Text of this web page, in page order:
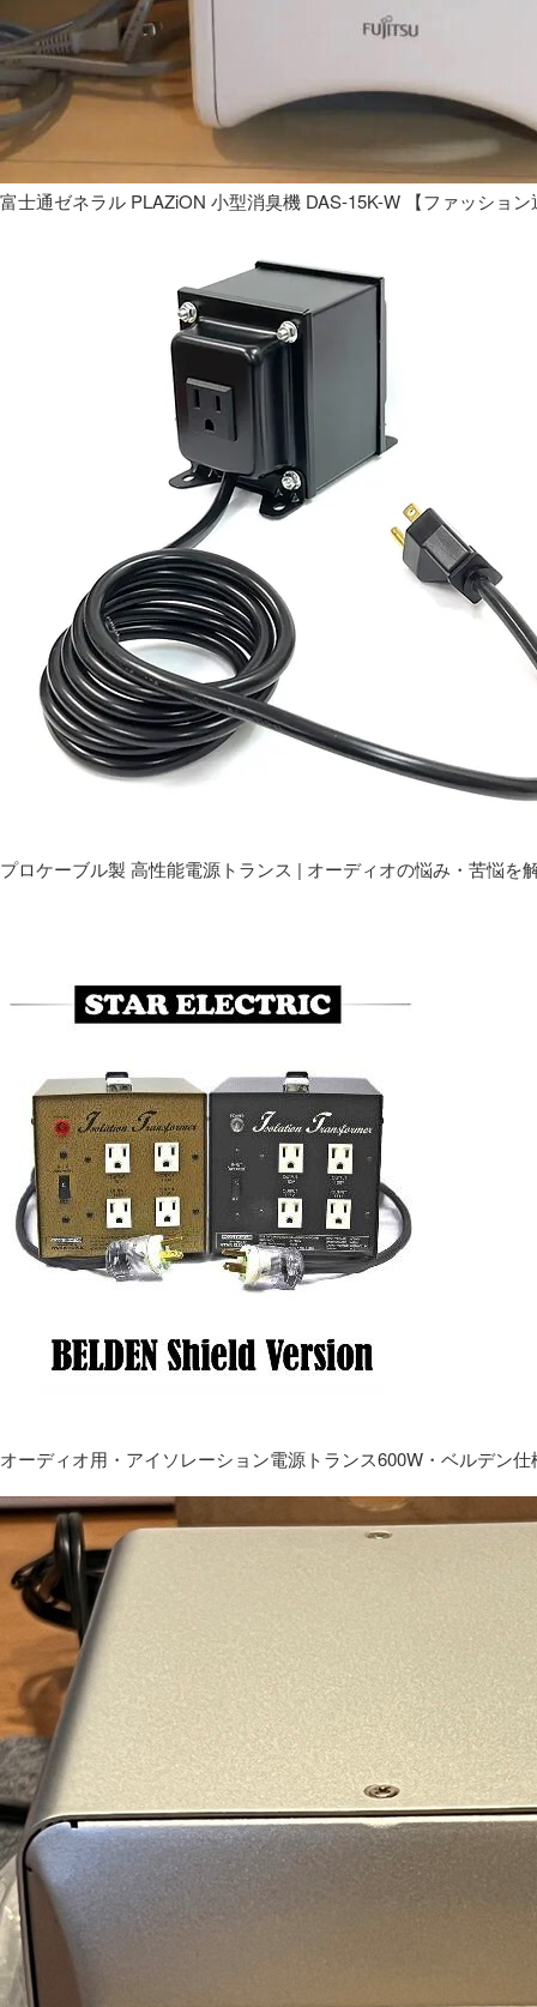
富士通ゼネラル PLAZiON 小型消臭機 DAS-15K-W 【ファッション
プロケーブル製 高性能電源トランス | オーディオの悩み・苦悩を
オーディオ用・アイソレーション電源トランス600W・ベルデン仕